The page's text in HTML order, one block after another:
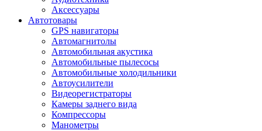
Аксессуары
Автотовары
GPS навигаторы
Автомагнитолы
Автомобильная акустика
Автомобильные пылесосы
Автомобильные холодильники
Автоусилители
Видеорегистраторы
Камеры заднего вида
Компрессоры
Манометры